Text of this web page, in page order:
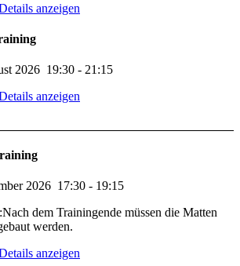
anzeigen
2026 19:30 - 21:15
anzeigen
2026 17:30 - 19:15
dem Trainingende müssen die Matten
werden.
anzeigen